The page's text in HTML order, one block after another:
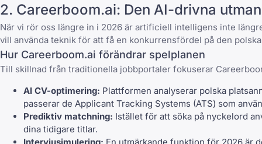
2. Careerboom.ai: Den AI-drivna
När vi rör oss längre in i 2026 är artificiell intelligens inte
vill använda teknik för att få en konkurrensfördel på den
Hur Careerboom.ai förändrar spelplanen
Till skillnad från traditionella jobbportaler fokuserar
AI CV-optimering: Plattformen analyserar polska
passerar de Applicant Tracking Systems (ATS) som
Prediktiv matchning: Istället för att söka på nyckelord
dina tidigare titlar.